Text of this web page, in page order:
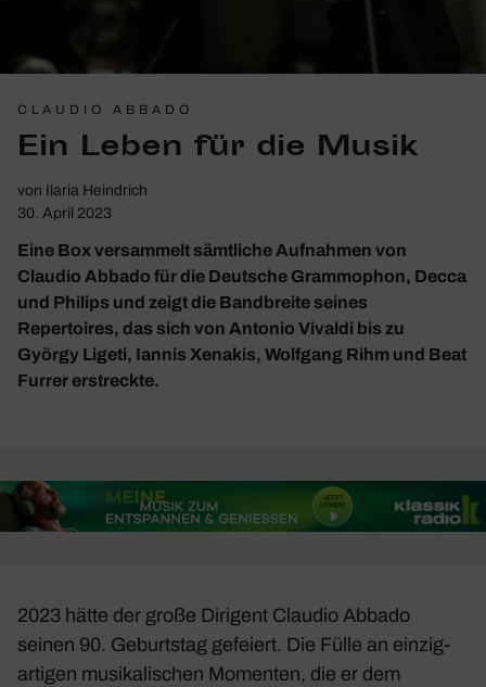
CLAUDIO ABBADO
Ein Leben für die Musik
von
Ilaria Heindrich
30. April 2023
Eine Box versammelt sämtliche Aufnahmen von
Claudio Abbado für die Deutsche Grammophon, Decca
und Philips und zeigt die Bandbreite seines
Repertoires, das sich von Antonio Vivaldi bis zu
György Ligeti, Iannis Xenakis, Wolfgang Rihm und Beat
Furrer erstreckte.
2023 hätte der große Diri­gent Claudio Abbado
seinen 90. Geburtstag gefeiert. Die Fülle an einzig­
ar­tigen musi­ka­li­schen Momenten, die er dem